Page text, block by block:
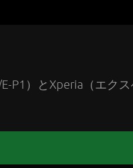
P1）とXperia（エク